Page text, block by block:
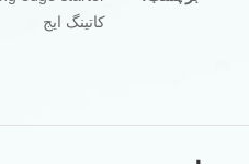
کاتینگ ایج